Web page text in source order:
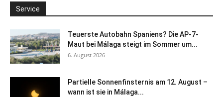
Service
Teuerste Autobahn Spaniens? Die AP-7-
Maut bei Málaga steigt im Sommer um...
6. August 2026
Partielle Sonnenfinsternis am 12. August –
wann ist sie in Málaga...